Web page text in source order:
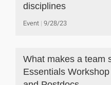
disciplines
Event 9/28/23
What makes a team
Essentials